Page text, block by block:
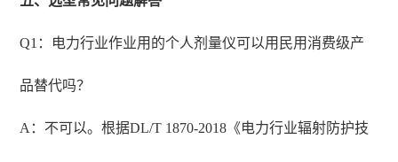
Q1：电力行业作业用的个人剂量仪可以用民用消费级产
品替代吗？
A：不可以。根据DL/T 1870-2018《电力行业辐射防护技